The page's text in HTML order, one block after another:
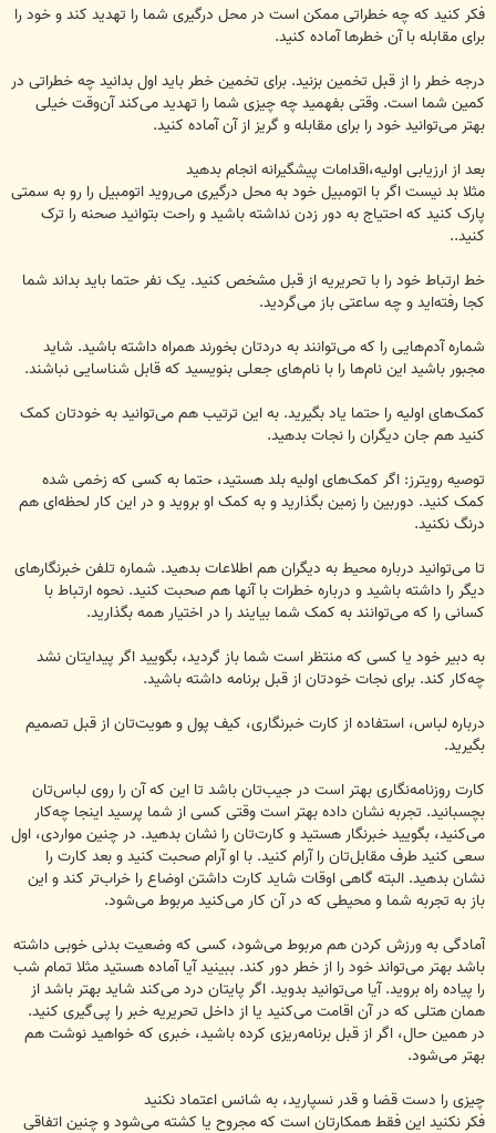
فکر کنید که چه خطراتی ممکن است در محل درگیری شما را تهدید کند و ‏‏خود را
برای مقابله با آن خطرها آماده ‏کنید.‏ ‏
درجه خطر را از قبل تخمین بزنید. برای تخمین خطر باید اول بدانید چه خطراتی در
کمین شما است. وقتی بفهمید ‏چه چیزی شما را تهدید ‏می‌کند ‏آن‌وقت خیلی
بهتر می‌توانید خود را برای مقابله و گریز از آن آماده کنید.‏
بعد از ارزیابی اولیه،اقدامات پیشگیرانه انجام بدهید
مثلا بد نیست اگر با اتومبیل خود به محل درگیری می‌روید اتومبیل را رو به سمتی
پارک کنید که احتیاج به دور ‏زدن ‏نداشته باشید و راحت بتوانید صحنه را ترک
کنید.‏.‏
خط ارتباط خود را با تحریریه از قبل مشخص کنید.‏ یک نفر حتما باید بداند شما
کجا رفته‌اید و چه ساعتی باز ‏می‌گردید.‏
شماره آدم‌هایی را که می‌توانند به دردتان بخورند همراه داشته باشید. شاید
مجبور باشید این نام‌ها را با نام‌های ‏‏‏جعلی بنویسید که قابل شناسایی نباشند.‏
‏کمک‌های اولیه را حتما یاد بگیرید. به این ترتیب هم می‌توانید به خودتان کمک
کنید هم جان ‏دیگران را نجات ‏‏بدهید. ‏
توصیه رویترز: اگر کمک‌های اولیه بلد هستید، حتما به کسی که زخمی شده
کمک کنید. دوربین را زمین بگذارید ‏‏‏و به کمک او بروید و در این کار لحظه‌ای هم
درنگ نکنید.‏
تا می‌توانید درباره محیط به دیگران هم اطلاعات بدهید. شماره تلفن خبرنگار‌های
دیگر را داشته باشید و درباره ‏‏خطرات با آنها هم صحبت کنید. نحوه ارتباط با
کسانی را که می‌توانند به کمک شما بیایند را در اختیار همه ‏‏بگذارید.‏
‏به دبیر خود یا کسی که منتظر است شما باز گردید، بگویید اگر پیدایتان نشد
چه‌کار کند. برای نجات خودتان از ‏‏قبل ‏برنامه داشته باشید.‏
درباره لباس، استفاده از کارت خبرنگاری، کیف پول و هویت‌تان از قبل تصمیم
بگیرید.‏
‏کارت روزنامه‌نگاری بهتر است در جیب‌تان باشد تا این که آن را روی لبا‌س‌تان
بچسبانید. تجربه نشان داده بهتر ‏‏است وقتی کسی از شما پرسید اینجا چه‌کار
می‌کنید، بگویید خبرنگار هستید و کارت‌تان ‏را نشان بدهید. در چنین ‏‏مواردی، اول
سعی کنید طرف مقابل‌تان را آرام کنید. با او آرام ‏صحبت کنید و بعد کارت را
نشان بدهید. البته ‏‏گاهی اوقات شاید کارت داشتن اوضاع را خراب‌تر ‏کند و این
باز به تجربه شما و محیطی که در آن کار می‌کنید ‏‏مربوط می‌شود.‏
آمادگی به ورزش کردن هم مربوط می‌شود، کسی که وضعیت بدنی خوبی داشته
باشد بهتر می‌تواند خود را ‏از ‏‏خطر دور کند. ببینید آیا آماده هستید مثلا تمام شب
را پیاده راه بروید. آیا می‌توانید بدوید. اگر پایتان درد می‌کند ‏‏‏شاید بهتر باشد از
همان هتلی که در آن اقامت می‌کنید یا از داخل تحریریه خبر را پی‌گیری کنید.‏
در همین حال، ‏‏اگر از قبل برنامه‌ریزی کرده باشید، خبری که خواهید نوشت هم
بهتر می‌شود.‏
چیزی را دست قضا و قدر نسپارید، به شانس اعتماد نکنید
فکر نکنید این فقط همکارتان است که مجروح یا کشته می‌شود‌ و چنین اتفاقی